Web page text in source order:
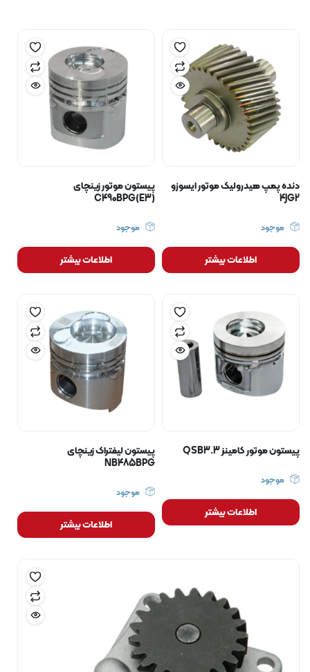
دنده پمپ هیدرولیک موتور ایسوزو
4JG2
موجود
اطلاعات بیشتر
پیستون موتور زینچای
C490BPG(E3)
موجود
اطلاعات بیشتر
پیستون موتور کامینز QSB3.3
موجود
اطلاعات بیشتر
پیستون لیفتراک زینچای
NB485BPG
موجود
اطلاعات بیشتر